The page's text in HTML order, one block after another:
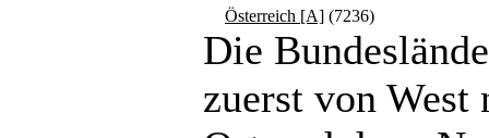
Österreich [A] (7236)
Die
zuerst von West